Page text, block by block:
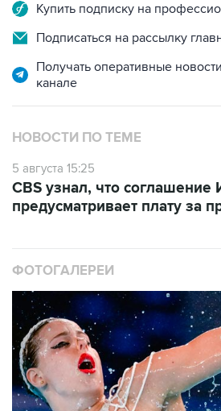
Купить подписку на
Подписаться на рассылку
Получать оперативные
канале
НОВОСТИ ПО ТЕМЕ
5 августа 15:25
CBS узнал, что
предусматривает плату за
ФОТОГАЛЕРЕИ